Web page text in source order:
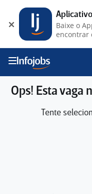
Ops! Esta vaga
Tente
Baixe o
encontrar